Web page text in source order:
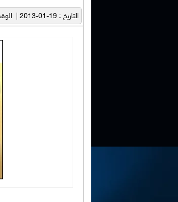
التاريخ : 19-01-2013 | الوقت : 02:31:43